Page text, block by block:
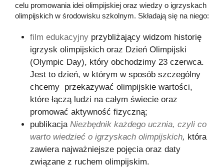
celu promowania idei olimpijskiej oraz wiedzy o igrzyskach
olimpijskich w środowisku szkolnym. Składają się na niego:
film edukacyjny przybliżający widzom historię
igrzysk olimpijskich oraz Dzień Olimpijski
(Olympic Day), który obchodzimy 23 czerwca.
Jest to dzień, w którym w sposób szczególny
chcemy przekazywać olimpijskie wartości,
które łączą ludzi na całym świecie oraz
promować aktywność fizyczną;
publikacja Niezbędnik każdego ucznia, czyli co
warto wiedzieć o igrzyskach olimpijskich, która
zawiera najważniejsze pojęcia oraz daty
związane z ruchem olimpijskim.